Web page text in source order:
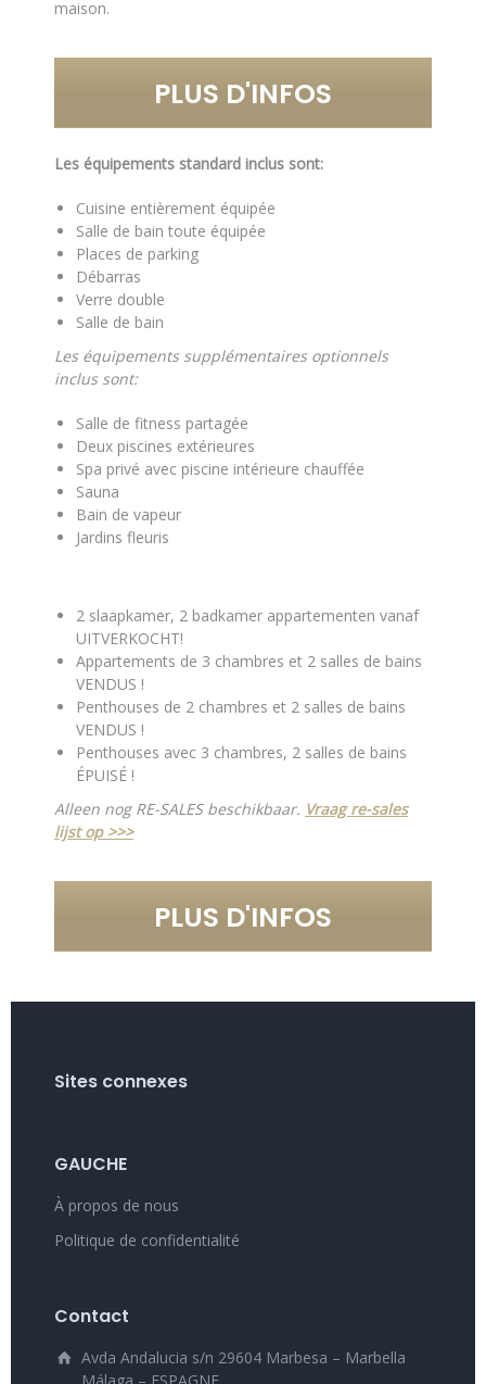
maison.
PLUS D'INFOS
Les équipements standard inclus sont:
Cuisine entièrement équipée
Salle de bain toute équipée
Places de parking
Débarras
Verre double
Salle de bain
Les équipements supplémentaires optionnels
inclus sont:
Salle de fitness partagée
Deux piscines extérieures
Spa privé avec piscine intérieure chauffée
Sauna
Bain de vapeur
Jardins fleuris
2 slaapkamer, 2 badkamer appartementen vanaf
UITVERKOCHT!
Appartements de 3 chambres et 2 salles de bains
VENDUS !
Penthouses de 2 chambres et 2 salles de bains
VENDUS !
Penthouses avec 3 chambres, 2 salles de bains
ÉPUISÉ !
Alleen nog RE-SALES beschikbaar. Vraag re-sales
lijst op >>>
PLUS D'INFOS
Sites connexes
GAUCHE
À propos de nous
Politique de confidentialité
Contact
Avda Andalucia s/n 29604 Marbesa – Marbella